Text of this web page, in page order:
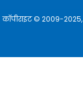
कॉपीराइट © 2009-